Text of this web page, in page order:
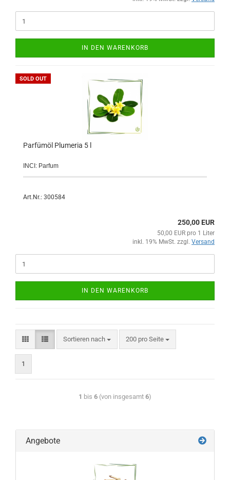
IN DEN WARENKORB
SOLD OUT
Parfümöl Plumeria 5 l
INCI: Parfum
Art.Nr.: 300584
250,00 EUR
50,00 EUR pro 1 Liter
inkl. 19% MwSt. zzgl. Versand
IN DEN WARENKORB
Sortieren nach 200 pro Seite
1
1 bis 6 (von insgesamt 6)
Angebote